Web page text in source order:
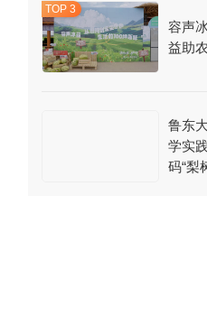
容声
益助
鲁东
学实
码“梨